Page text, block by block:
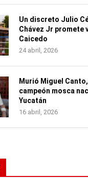
Un discreto Julio
Chávez Jr promete
Caicedo
24 abril, 2026
Murió Miguel
campeón mosca
Yucatán
16 abril, 2026